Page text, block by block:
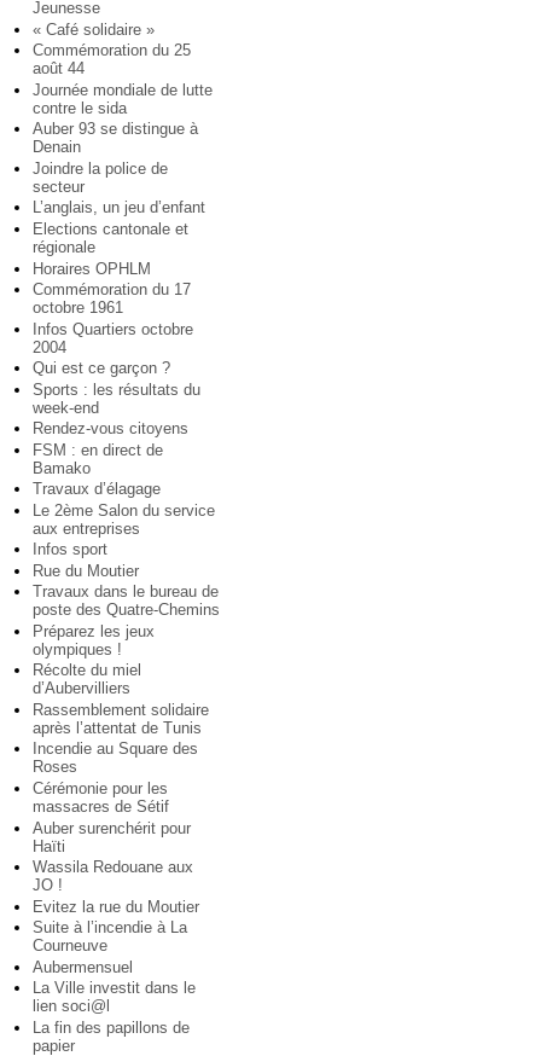
Jeunesse
« Café solidaire »
Commémoration du 25
août 44
Journée mondiale de lutte
contre le sida
Auber 93 se distingue à
Denain
Joindre la police de
secteur
L’anglais, un jeu d’enfant
Elections cantonale et
régionale
Horaires OPHLM
Commémoration du 17
octobre 1961
Infos Quartiers octobre
2004
Qui est ce garçon ?
Sports : les résultats du
week-end
Rendez-vous citoyens
FSM : en direct de
Bamako
Travaux d’élagage
Le 2ème Salon du service
aux entreprises
Infos sport
Rue du Moutier
Travaux dans le bureau de
poste des Quatre-Chemins
Préparez les jeux
olympiques !
Récolte du miel
d’Aubervilliers
Rassemblement solidaire
après l’attentat de Tunis
Incendie au Square des
Roses
Cérémonie pour les
massacres de Sétif
Auber surenchérit pour
Haïti
Wassila Redouane aux
JO !
Evitez la rue du Moutier
Suite à l’incendie à La
Courneuve
Aubermensuel
La Ville investit dans le
lien soci@l
La fin des papillons de
papier